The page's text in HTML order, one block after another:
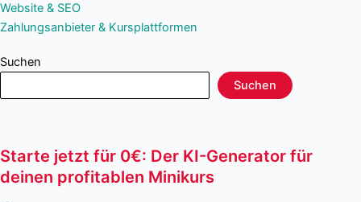
Website & SEO
Zahlungsanbieter & Kursplattformen
Suchen
Suchen
Starte jetzt für 0€: Der KI-Generator für
deinen profitablen Minikurs